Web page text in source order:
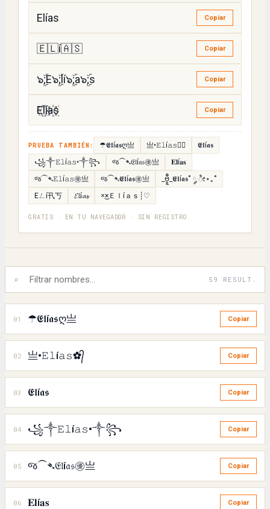
Elías Copiar
🇪🇱í🇦🇸 Copiar
๖ۣۜ;E๖ۣۜ;lí๖ۣۜ;a๖ۣۜ;s Copiar
E꙰l꙰ía꙰s꙰ Copiar
PRUEBA TAMBIÉN: ☂𝕰𝖑í𝖆𝖘ღ亗 亗•𝙴𝚕í𝚊𝚜✿᭄
𝕰𝖑í𝖆𝖘
꧁༒𝙴𝚕í𝚊𝚜•༒꧂
જ⁀➴𝔈𝔩í𝔞𝔰㊝亗
𝐄𝐥í𝐚𝐬
જ⁀➴𝙴𝚕í𝚊𝚜㊝亗
જ⁀➴𝕰𝖑í𝖆𝖘㊝亗
_ဗီူ_𝕰𝖑í𝖆𝖘˚ ༘ ೀ⋆｡˚
Eㄥí卂丂
𝓔𝓵í𝓪𝓼 ×͜×Ｅｌíａｓ┊♡
GRATIS · EN TU NAVEGADOR · SIN REGISTRO
⌕ 59 RESULT.
01 ☂𝕰𝖑í𝖆𝖘ღ亗 Copiar
02 亗•𝙴𝚕í𝚊𝚜✿᭄ Copiar
03 𝕰𝖑í𝖆𝖘 Copiar
04 ꧁༒𝙴𝚕í𝚊𝚜•༒꧂ Copiar
05 જ⁀➴𝔈𝔩í𝔞𝔰㊝亗 Copiar
06 𝐄𝐥í𝐚𝐬 Copiar